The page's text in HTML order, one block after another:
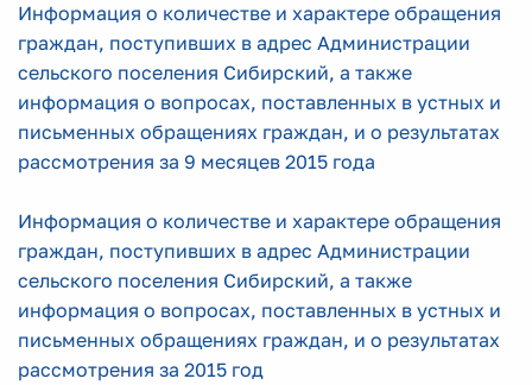
Информация о количестве и характере обращения
граждан, поступивших в адрес Администрации
сельского поселения Сибирский, а также
информация о вопросах, поставленных в устных и
письменных обращениях граждан, и о результатах
рассмотрения за 9 месяцев 2015 года
Информация о количестве и характере обращения
граждан, поступивших в адрес Администрации
сельского поселения Сибирский, а также
информация о вопросах, поставленных в устных и
письменных обращениях граждан, и о результатах
рассмотрения за 2015 год